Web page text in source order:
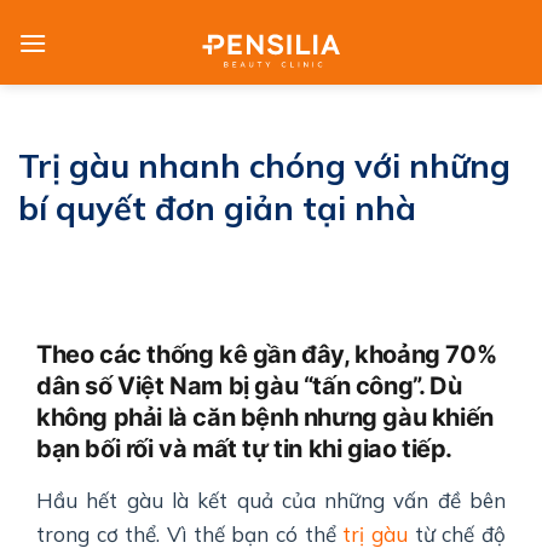
Trị gàu nhanh chóng với những
bí quyết đơn giản tại nhà
Theo các thống kê gần đây, khoảng 70%
dân số Việt Nam bị gàu “tấn công”. Dù
không phải là căn bệnh nhưng gàu khiến
bạn bối rối và mất tự tin khi giao tiếp.
Hầu hết gàu là kết quả của những vấn đề bên
trong cơ thể. Vì thế bạn có thể trị gàu từ chế độ